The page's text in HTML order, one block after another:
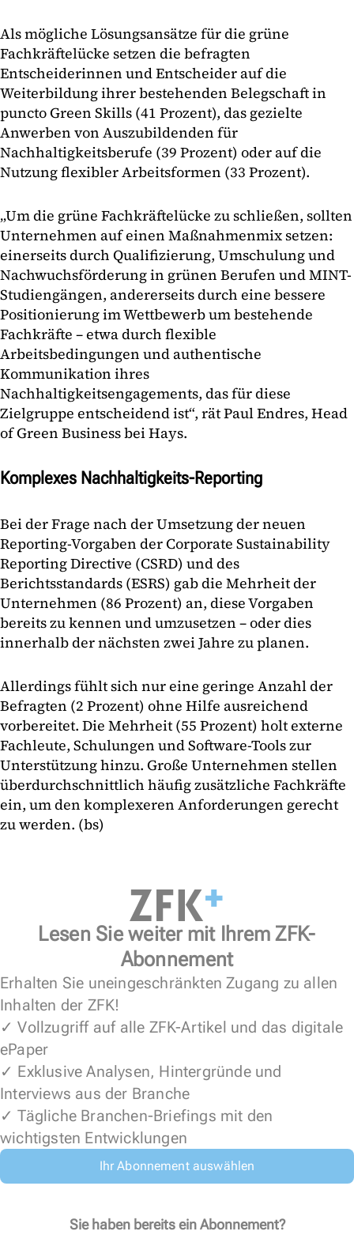
Als mögliche Lösungsansätze für die grüne
Fachkräftelücke setzen die befragten
Entscheiderinnen und Entscheider auf die
Weiterbildung ihrer bestehenden Belegschaft in
puncto Green Skills (41 Prozent), das gezielte
Anwerben von Auszubildenden für
Nachhaltigkeitsberufe (39 Prozent) oder auf die
Nutzung flexibler Arbeitsformen (33 Prozent).
„Um die grüne Fachkräftelücke zu schließen, sollten
Unternehmen auf einen Maßnahmenmix setzen:
einerseits durch Qualifizierung, Umschulung und
Nachwuchsförderung in grünen Berufen und MINT-
Studiengängen, andererseits durch eine bessere
Positionierung im Wettbewerb um bestehende
Fachkräfte – etwa durch flexible
Arbeitsbedingungen und authentische
Kommunikation ihres
Nachhaltigkeitsengagements, das für diese
Zielgruppe entscheidend ist“, rät Paul Endres, Head
of Green Business bei Hays.
Komplexes Nachhaltigkeits-Reporting
Bei der Frage nach der Umsetzung der neuen
Reporting-Vorgaben der Corporate Sustainability
Reporting Directive (CSRD) und des
Berichtsstandards (ESRS) gab die Mehrheit der
Unternehmen (86 Prozent) an, diese Vorgaben
bereits zu kennen und umzusetzen – oder dies
innerhalb der nächsten zwei Jahre zu planen.
Allerdings fühlt sich nur eine geringe Anzahl der
Befragten (2 Prozent) ohne Hilfe ausreichend
vorbereitet. Die Mehrheit (55 Prozent) holt externe
Fachleute, Schulungen und Software-Tools zur
Unterstützung hinzu. Große Unternehmen stellen
überdurchschnittlich häufig zusätzliche Fachkräfte
ein, um den komplexeren Anforderungen gerecht
zu werden. (bs)
Lesen Sie weiter mit Ihrem ZFK-
Abonnement
Erhalten Sie uneingeschränkten Zugang zu allen
Inhalten der ZFK!
✓ Vollzugriff auf alle ZFK-Artikel und das digitale
ePaper
✓ Exklusive Analysen, Hintergründe und
Interviews aus der Branche
✓ Tägliche Branchen-Briefings mit den
wichtigsten Entwicklungen
Ihr Abonnement auswählen
Sie haben bereits ein Abonnement?